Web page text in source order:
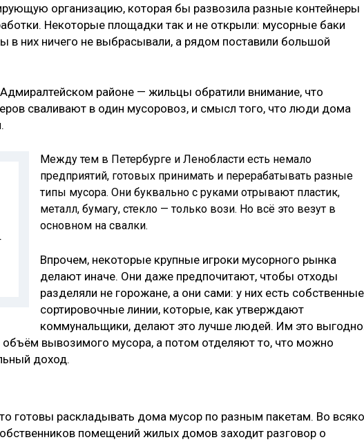
организацию, которая бы развозила разные контейнеры
Некоторые площадки так и не открыли: мусорные баки
в них ничего не выбрасывали, а рядом поставили большой
районе — жильцы обратили внимание, что
сваливают в один мусоровоз, и смысл того, что люди дома
Между тем в Петербурге и Ленобласти есть немало
предприятий, готовых принимать и перерабатывать разные
типы мусора. Они буквально с руками отрывают пластик,
металл, бумагу, стекло — только вози. Но всё это везут в
основном на свалки.
Впрочем, некоторые крупные игроки мусорного рынка
делают иначе. Они даже предпочитают, чтобы отходы
разделяли не горожане, а они сами: у них есть собственные
сортировочные линии, которые, как утверждают
коммунальщики, делают это лучше людей. Им это
объём вывозимого мусора, а потом отделяют то, что можно
доход.
готовы раскладывать дома мусор по разным пакетам. Во
помещений жилых домов заходит разговор о